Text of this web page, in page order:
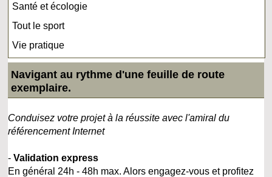
Santé et écologie
Tout le sport
Vie pratique
Navigant au rythme d'une feuille de route
exemplaire.
Conduisez votre projet à la réussite avec l'amiral du
référencement Internet
-Validation express
En général 24h - 48h max. Alors engagez-vous et profitez